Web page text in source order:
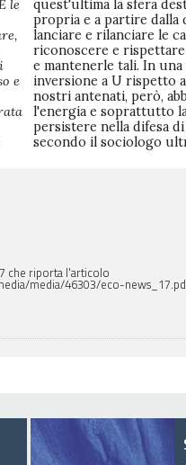
le
e
quest'ultima la sfera
propria e a partire dalla
lanciare e rilanciare le
riconoscere e
e mantenerle tali. In
inversione a U rispetto
nostri antenati, però,
l'energia e soprattutto
persistere nella difesa
secondo il sociologo
che riporta l'articolo
media/46303/eco-